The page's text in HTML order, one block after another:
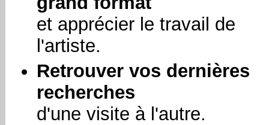
et apprécier le travail de
l'artiste.
Retrouver vos dernières
recherches
d'une visite à l'autre.